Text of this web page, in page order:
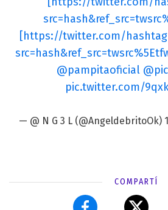
[https://twitter.com/
@pampitaoficial
pic.twitter.com/
— @ N G 3 L (@AngeldebritoOk)
COMPARTÍ